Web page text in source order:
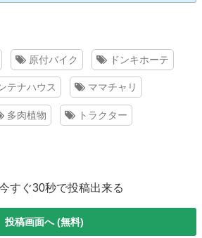
原付バイク ドンキホーテ
テナハウス ママチャリ
多肉植物 トラクター
すぐ30秒で投稿出来る
投稿画面へ (無料)